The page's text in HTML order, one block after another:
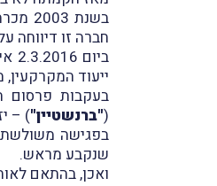
חברה זו דיווחה
ביום 2.3.2016 אישרה ועדת התכנון המחוזית תכנית מתאר כוללנית לרעננה – רע/3000 (
ייעוד המקרקעין,
בעקבות פרסום
("ברנשטיין") –
בפגישה משולשת
שנקבע מראש.
ואכן, בהתאם